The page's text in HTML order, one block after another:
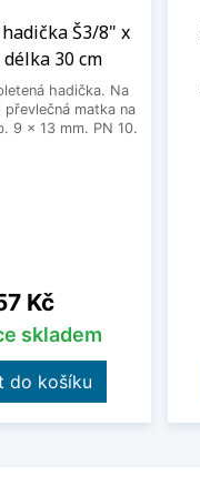
Š3/8" x
30 cm
hadička. Na
matka na
9 x 13 mm. PN 10.
Kč
skladem
do košíku